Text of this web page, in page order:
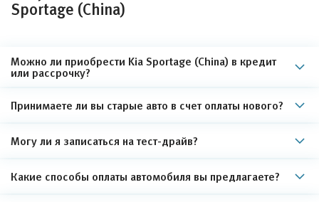
Sportage (China)
Можно ли приобрести Kia Sportage (China) в кредит
или рассрочку?
Принимаете ли вы старые авто в счет оплаты нового?
Могу ли я записаться на тест-драйв?
Какие способы оплаты автомобиля вы предлагаете?